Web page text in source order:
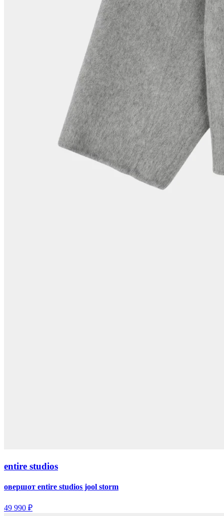
entire studios
овершот entire studios jool storm
49 990 ₽